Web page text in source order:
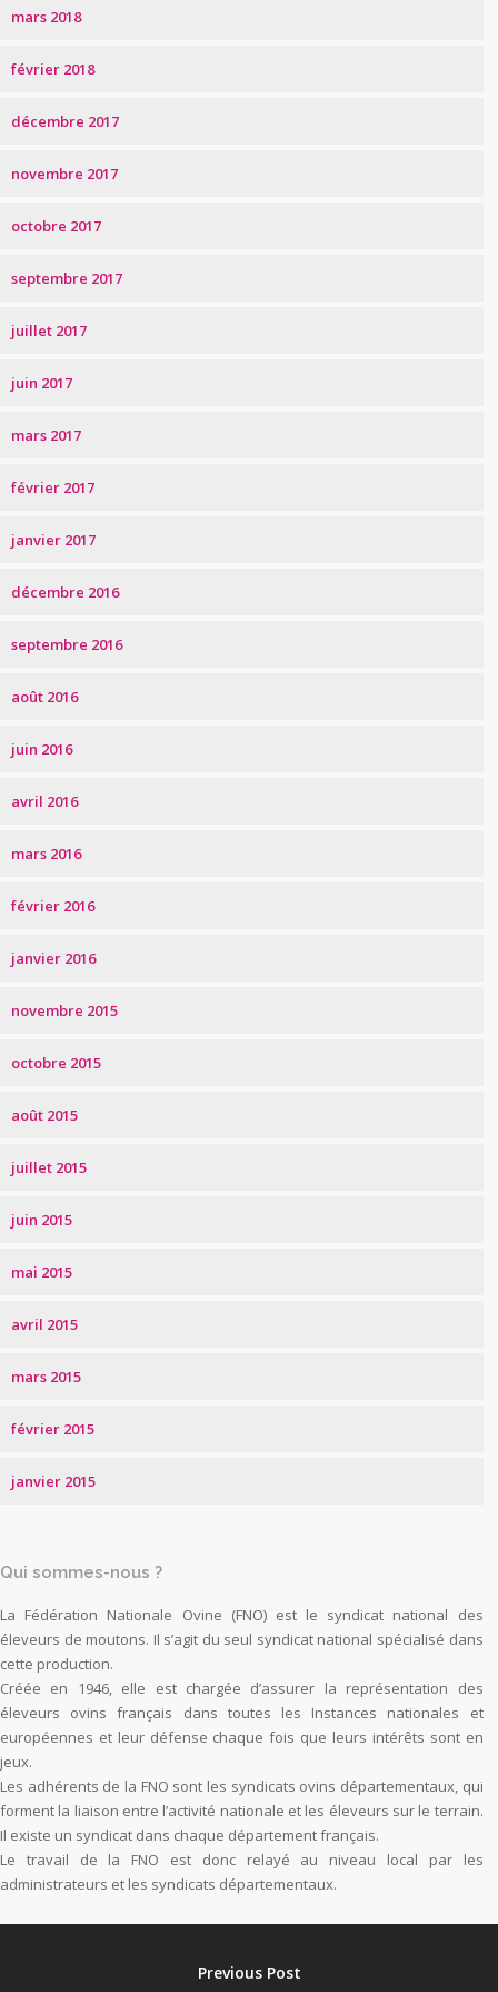
mars 2018
février 2018
décembre 2017
novembre 2017
octobre 2017
septembre 2017
juillet 2017
juin 2017
mars 2017
février 2017
janvier 2017
décembre 2016
septembre 2016
août 2016
juin 2016
avril 2016
mars 2016
février 2016
janvier 2016
novembre 2015
octobre 2015
août 2015
juillet 2015
juin 2015
mai 2015
avril 2015
mars 2015
février 2015
janvier 2015
Qui sommes-nous ?
La Fédération Nationale Ovine (FNO) est le syndicat national des
éleveurs de moutons. Il s’agit du seul syndicat national spécialisé dans
cette production.
Créée en 1946, elle est chargée d’assurer la représentation des
éleveurs ovins français dans toutes les Instances nationales et
européennes et leur défense chaque fois que leurs intérêts sont en
jeux.
Les adhérents de la FNO sont les syndicats ovins départementaux, qui
forment la liaison entre l’activité nationale et les éleveurs sur le terrain.
Il existe un syndicat dans chaque département français.
Le travail de la FNO est donc relayé au niveau local par les
administrateurs et les syndicats départementaux.
Previous Post